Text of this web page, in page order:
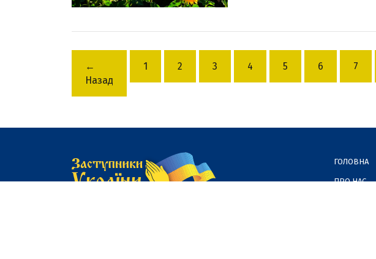
←
Назад
1 2 3 4 5 6 7
ГОЛОВНА
ПРО НАС